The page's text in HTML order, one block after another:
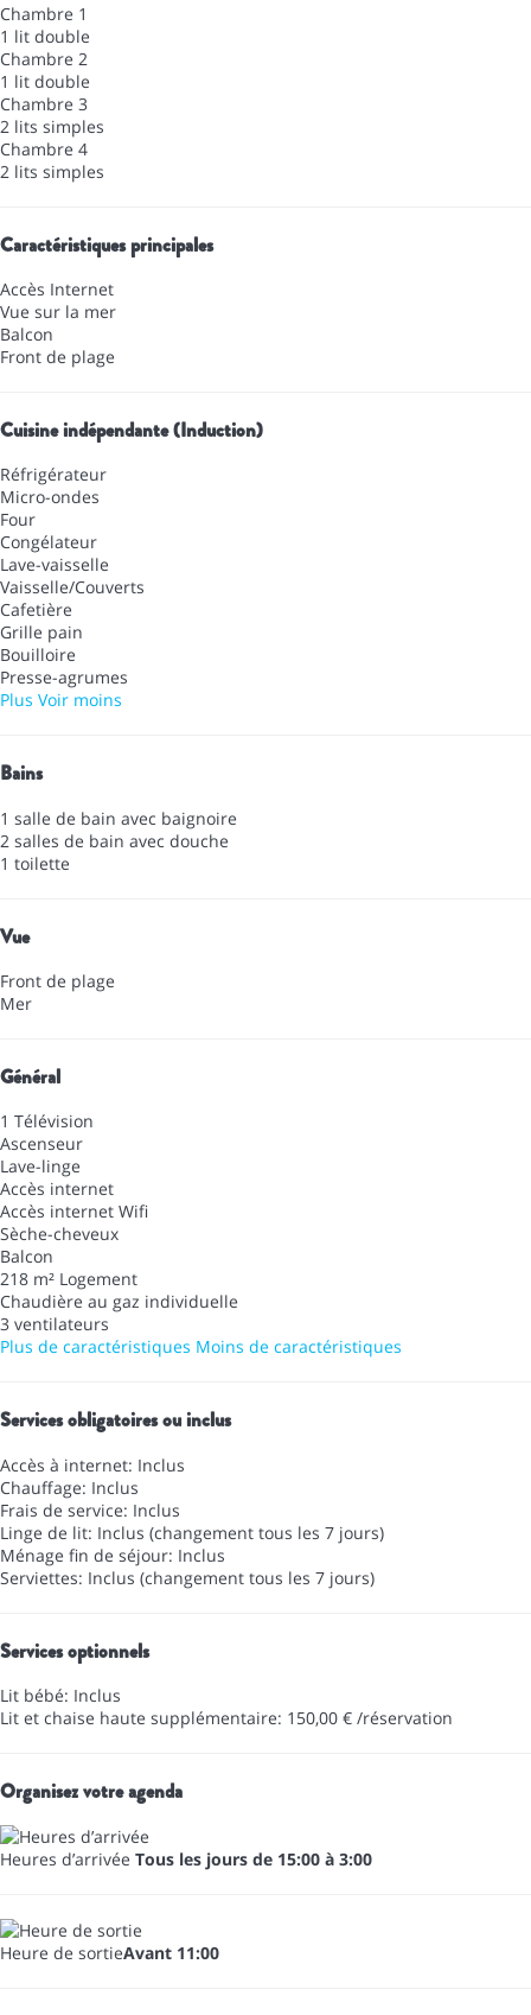
Chambre 1
1 lit double
Chambre 2
1 lit double
Chambre 3
2 lits simples
Chambre 4
2 lits simples
Caractéristiques principales
Accès Internet
Vue sur la mer
Balcon
Front de plage
Cuisine indépendante (Induction)
Réfrigérateur
Micro-ondes
Four
Congélateur
Lave-vaisselle
Vaisselle/Couverts
Cafetière
Grille pain
Bouilloire
Presse-agrumes
Plus Voir moins
Bains
1 salle de bain avec baignoire
2 salles de bain avec douche
1 toilette
Vue
Front de plage
Mer
Général
1 Télévision
Ascenseur
Lave-linge
Accès internet
Accès internet Wifi
Sèche-cheveux
Balcon
218 m² Logement
Chaudière au gaz individuelle
3 ventilateurs
Plus de caractéristiques Moins de caractéristiques
Services obligatoires ou inclus
Accès à internet: Inclus
Chauffage: Inclus
Frais de service: Inclus
Linge de lit: Inclus (changement tous les 7 jours)
Ménage fin de séjour: Inclus
Serviettes: Inclus (changement tous les 7 jours)
Services optionnels
Lit bébé: Inclus
Lit et chaise haute supplémentaire: 150,00 € /réservation
Organisez votre agenda
Heures d’arrivée Tous les jours de 15:00 à 3:00
Heure de sortieAvant 11:00